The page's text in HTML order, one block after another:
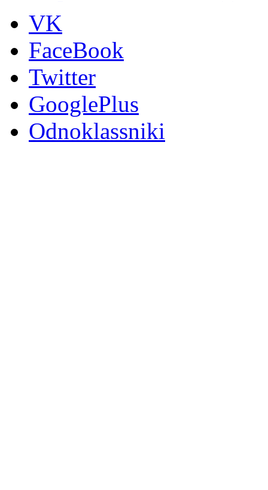
VK
FaceBook
Twitter
GooglePlus
Odnoklassniki